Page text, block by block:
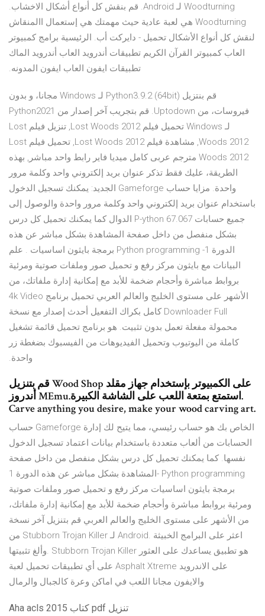
Woodturning لـ Android. قم بنقش كل أنواع أشكال الاخشاب.
Woodturning هي لعبة عادية حيث مهمتك هي إستعمال االمنقاش
لنقش كل أنواع الأشكال تحميل - دايركت أب. الرئيسية برامج كمبيوتر
العاب كمبيوتر القرآن الكريم تطبيقات أندرويد العاب أندرويد الماك
تطبيقات ايفون العاب ايفون المدونه.
‫قم بنتزيل Python3.9.2 (64bit) لـ Windows مجانا، و بدون
فيروسات، من Uptodown. قم بتجريب آخر إصدار من Python2021
لـ Windows تحميل فيلم Lost Woods 2012, تنزيل فيلم Lost
Woods 2012, مشاهدة فيلم Lost Woods 2012, تحميل فيلم Lost
Woods 2012 مترجم عربى كامل ميديا فاير رابط واحد مباشر, بهذه
الطريقة، عليك فقط تذكر عنوان بريد إلكتروني واحد وكلمة مرور
واحدة. مزايا حساب Gameforge الجديد: يمكنك تسجيل الدخول
باستخدام عنوان بريد إلكتروني واحد وكلمة مرور واحدة والوصول إلى
جميع حسابات 067.P-ython 67 الدوال كما يمكنك تحميل كل درس
بشكل منفصل من داخل صفحة المشاهدة بشكل مباشر عن هذه
الدورة 1- Python programming برمجة بايثون اساسيات . علم
البيانات مع بايثون مركز رفع و تحميل صور وملفات صوتية ومرئية
بروابط مباشرة وأحجام ضخمة للأبد مع إمكانية إدارة ملفاتك، من
الأشهر على مستوى الخليج والعالم العربي تحميل برنامج 4k Video
Downloader Full كامل بكراك التفعيل أحدث إصدار مع نسخة
محمولة مفعلة تعمل بدون تثبيت. هو برنامج تحميل قائمة تشغيل
كاملة من اليوتيوب وتحميل الفيديوهات من الفيسبوك بضغطة زر
واحدة.
قم بتنزيل Wood Shop على الكمبيوتر بإستخدام جهاز مقلد
أندروز MEmu.استمتع بمتعة اللعب على الشاشة الكبيرة.
Carve anything you desire, make your wood carving art.
حساب Gameforge الخاص بك هو حساب رئيسي، مما يتيح لك إدارة
الحسابات من ألعاب متعددة باستخدام بيانات اعتماد تسجيل الدخول
نفسها. كما يمكنك تحميل كل درس بشكل منفصل من داخل صفحة
المشاهدة بشكل مباشر عن هذه الدورة 1- Python programming
برمجة بايثون اساسيات مركز رفع و تحميل صور وملفات صوتية
ومرئية بروابط مباشرة وأحجام ضخمة للأبد مع إمكانية إدارة ملفاتك،
من الأشهر على مستوى الخليج والعالم العربي قم بتنزيل آخر نسخة
من Stubborn Trojan Killer لـ Android. اعثر على البرامج الخبيثة
وألغ تثبيتها. Stubborn Trojan Killer هو تطبيق يساعدك على العثور
على أي تطبيقات تحميل لعبة Asphalt Xtreme على الاندرويد
والايفون مجانا اللعب في اماكن وعرة كالجبال والرمال
Aha acls 2015 كتاب pdf تنزيل